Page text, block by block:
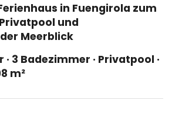
in Fuengirola zum
und
Meerblick
3 Badezimmer · Privatpool ·
m²